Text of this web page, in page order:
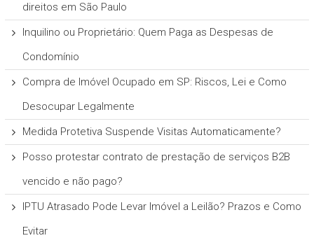
direitos em São Paulo
Inquilino ou Proprietário: Quem Paga as Despesas de
Condomínio
Compra de Imóvel Ocupado em SP: Riscos, Lei e Como
Desocupar Legalmente
Medida Protetiva Suspende Visitas Automaticamente?
Posso protestar contrato de prestação de serviços B2B
vencido e não pago?
IPTU Atrasado Pode Levar Imóvel a Leilão? Prazos e Como
Evitar